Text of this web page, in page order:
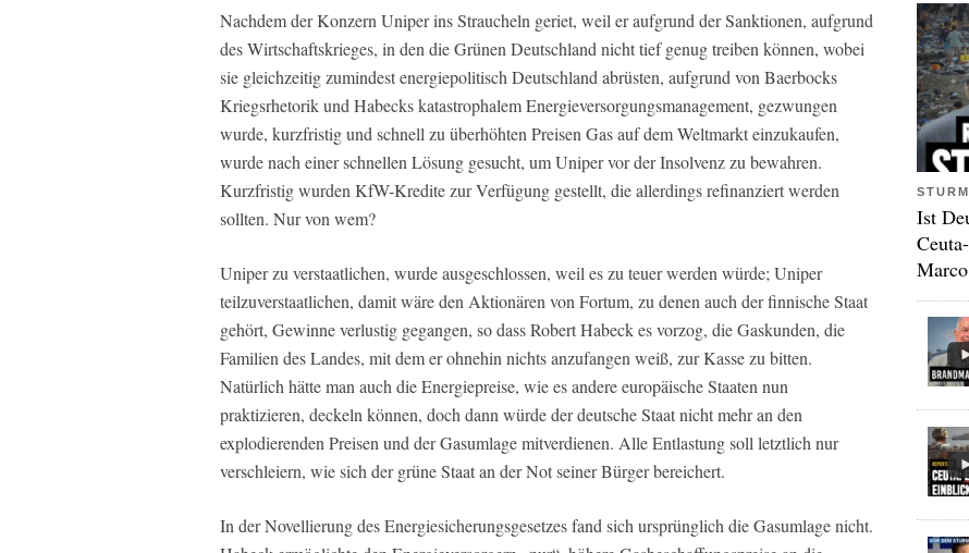
Nachdem der Konzern Uniper ins Straucheln geriet, weil er aufgrund der Sanktionen, aufgrund
des Wirtschaftskrieges, in den die Grünen Deutschland nicht tief genug treiben können, wobei
sie gleichzeitig zumindest energiepolitisch Deutschland abrüsten, aufgrund von Baerbocks
Kriegsrhetorik und Habecks katastrophalem Energieversorgungsmanagement, gezwungen
wurde, kurzfristig und schnell zu überhöhten Preisen Gas auf dem Weltmarkt einzukaufen,
wurde nach einer schnellen Lösung gesucht, um Uniper vor der Insolvenz zu bewahren.
Kurzfristig wurden KfW-Kredite zur Verfügung gestellt, die allerdings refinanziert werden
sollten. Nur von wem?
Uniper zu verstaatlichen, wurde ausgeschlossen, weil es zu teuer werden würde; Uniper
teilzuverstaatlichen, damit wäre den Aktionären von Fortum, zu denen auch der finnische Staat
gehört, Gewinne verlustig gegangen, so dass Robert Habeck es vorzog, die Gaskunden, die
Familien des Landes, mit dem er ohnehin nichts anzufangen weiß, zur Kasse zu bitten.
Natürlich hätte man auch die Energiepreise, wie es andere europäische Staaten nun
praktizieren, deckeln können, doch dann würde der deutsche Staat nicht mehr an den
explodierenden Preisen und der Gasumlage mitverdienen. Alle Entlastung soll letztlich nur
verschleiern, wie sich der grüne Staat an der Not seiner Bürger bereichert.
In der Novellierung des Energiesicherungsgesetzes fand sich ursprünglich die Gasumlage nicht.
Ist